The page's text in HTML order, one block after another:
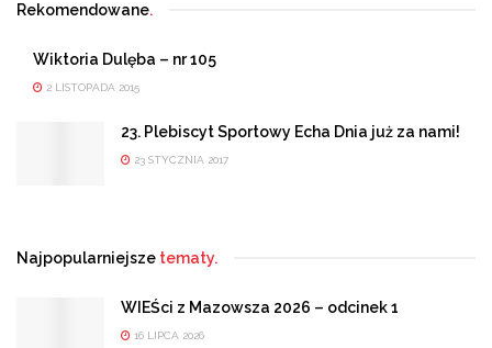
Rekomendowane.
Wiktoria Dulęba – nr 105
2 LISTOPADA 2015
23. Plebiscyt Sportowy Echa Dnia już za nami!
23 STYCZNIA 2017
Najpopularniejsze tematy.
WIEŚci z Mazowsza 2026 – odcinek 1
16 LIPCA 2026